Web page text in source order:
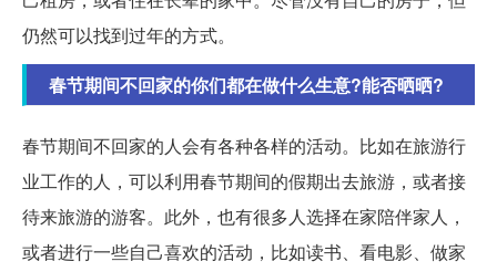
仍然可以找到过年的方式。
春节期间不回家的你们都在做什么生意?能否晒晒?
春节期间不回家的人会有各种各样的活动。比如在旅游行
业工作的人，可以利用春节期间的假期出去旅游，或者接
待来旅游的游客。此外，也有很多人选择在家陪伴家人，
或者进行一些自己喜欢的活动，比如读书、看电影、做家